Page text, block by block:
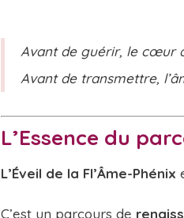
Avant de guérir, le cœur
Avant de transmettre,
L’Essence du
L’Éveil de la Fl’Âme-Phénix
C’est un parcours de